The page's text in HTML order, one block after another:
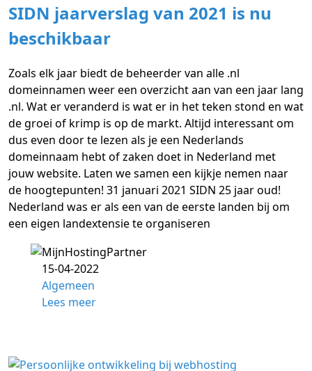
SIDN jaarverslag van 2021 is nu
beschikbaar
Zoals elk jaar biedt de beheerder van alle .nl
domeinnamen weer een overzicht aan van een jaar lang
.nl. Wat er veranderd is wat er in het teken stond en wat
de groei of krimp is op de markt. Altijd interessant om
dus even door te lezen als je een Nederlands
domeinnaam hebt of zaken doet in Nederland met
jouw website. Laten we samen een kijkje nemen naar
de hoogtepunten! 31 januari 2021 SIDN 25 jaar oud!
Nederland was er als een van de eerste landen bij om
een eigen landextensie te organiseren
15-04-2022
Algemeen
Lees meer